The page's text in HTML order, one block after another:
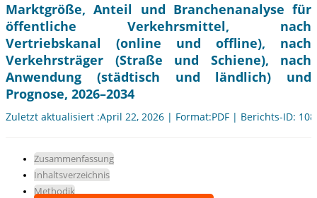
Marktgröße, Anteil und Branchenanalyse für
öffentliche Verkehrsmittel, nach
Vertriebskanal (online und offline), nach
Verkehrsträger (Straße und Schiene), nach
Anwendung (städtisch und ländlich) und
Prognose, 2026–2034
Zuletzt aktualisiert :April 22, 2026 | Format:PDF | Berichts-ID:
Zusammenfassung
Inhaltsverzeichnis
Methodik